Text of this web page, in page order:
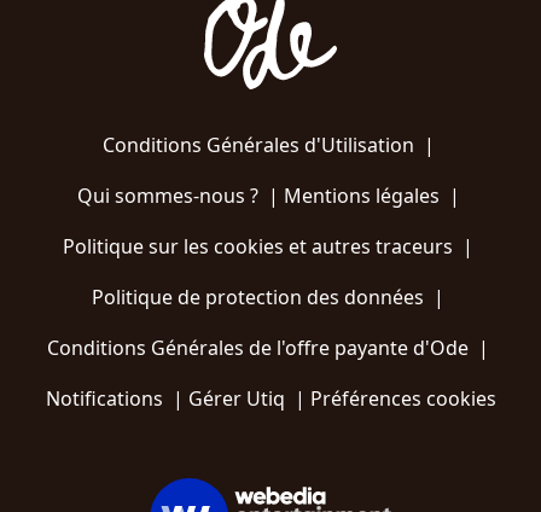
Conditions Générales d'Utilisation |
Qui sommes-nous ?| Mentions légales |
Politique sur les cookies et autres traceurs |
Politique de protection des données |
Conditions Générales de l'offre payante d'Ode |
Notifications | Gérer Utiq | Préférences cookies